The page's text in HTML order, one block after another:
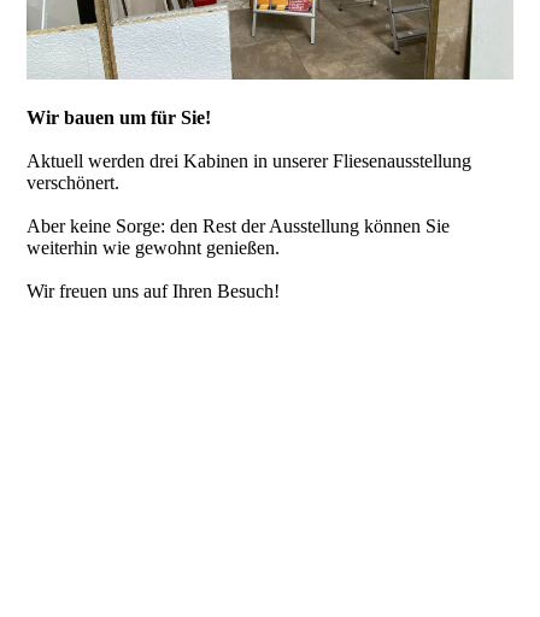
Wir bauen um für Sie!
Aktuell werden drei Kabinen in unserer Fliesenausstellung
verschönert.
Aber keine Sorge: den Rest der Ausstellung können Sie
weiterhin wie gewohnt genießen.
Wir freuen uns auf Ihren Besuch!